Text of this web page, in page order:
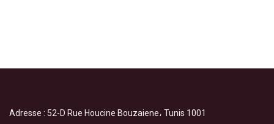
Adresse : 52-D Rue Houcine Bouzaiene، Tunis 1001